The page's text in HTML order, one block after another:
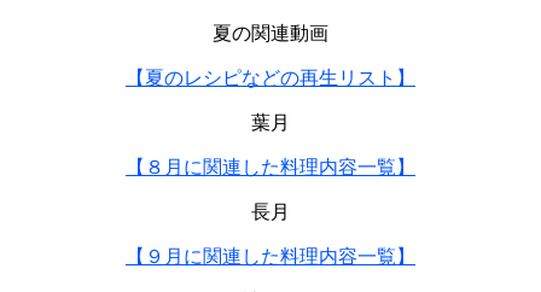
夏の関連動画
【夏のレシピなどの再生リスト】
葉月
【８月に関連した料理内容一覧】
長月
【９月に関連した料理内容一覧】